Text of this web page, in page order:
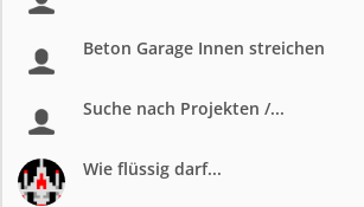
Beton Garage Innen streichen
Suche nach Projekten /...
Wie flüssig darf...